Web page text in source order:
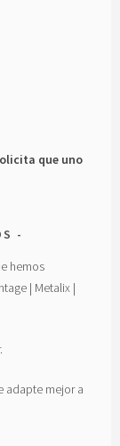
que uno
hemos
| Metalix |
adapte mejor a